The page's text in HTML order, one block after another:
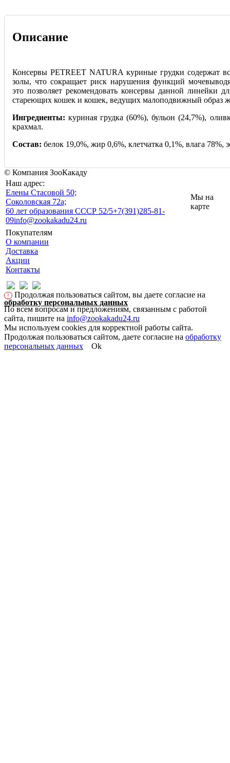
Описание
Консервы PETREET NATURA куриные грудки содержат
золы, что сокращает риск нарушения функций
это позволяет рекомендовать консервы данной линейки
стареющих кошек и кошек, ведущих малоподвижный образ
Ингредиенты: куриная грудка (60%), бульон (24,7%),
крахмал.
Состав: белок 19,0%, жир 0,6%, клетчатка 0,1%, влага 78%,
© Компания ЗооКакаду
Наш адрес:
Eлены Стасовой 50;
Соколовская 72а;
60 лет образования СССР 52/5+7(391)285-81-
09info@zookakadu24.ru
Мы на
карте
Покупателям
О компании
Доставка
Акции
Контакты
!
Продолжая пользоваться сайтом, вы даете согласие на
обработку персональных данных
По всем вопросам и предложениям, связанным с работой
сайта, пишите на info@zookakadu24.ru
Мы используем cookies для корректной работы сайта.
Продолжая пользоваться сайтом, даете согласие на обработку
персональных данных
Ok